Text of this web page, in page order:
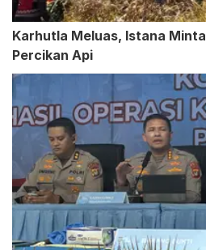
Karhutla Meluas, Istana
Percikan Api